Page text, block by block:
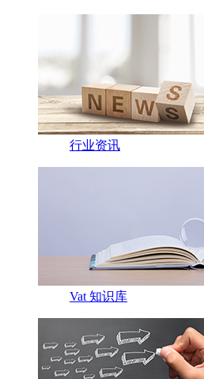
行业资讯
Vat 知识库